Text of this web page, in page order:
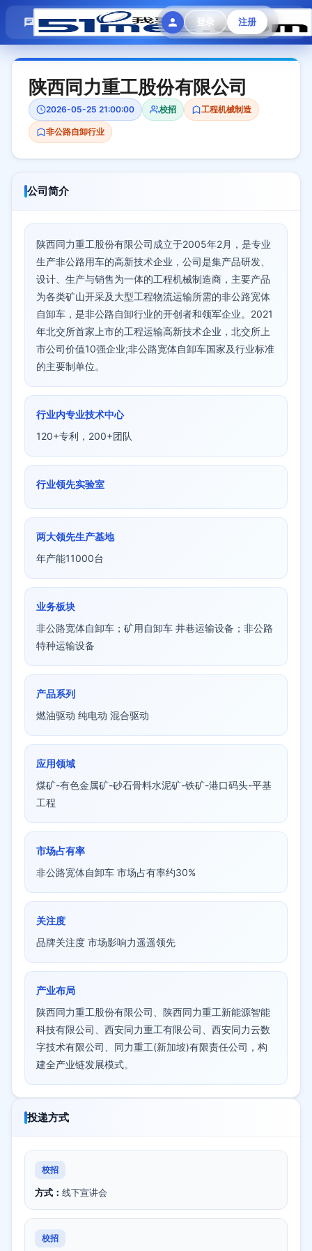
登录 注册
模拟面试 题目大全 招聘中心 会员专区
陕西同力重工股份有限公司
2026-05-25 21:00:00 校招 工程机械制造
非公路自卸行业
公司简介
陕西同力重工股份有限公司成立于2005年2月，是专业
生产非公路用车的高新技术企业，公司是集产品研发、
设计、生产与销售为一体的工程机械制造商，主要产品
为各类矿山开采及大型工程物流运输所需的非公路宽体
自卸车，是非公路自卸行业的开创者和领军企业。2021
年北交所首家上市的工程运输高新技术企业，北交所上
市公司价值10强企业;非公路宽体自卸车国家及行业标准
的主要制单位。
行业内专业技术中心
120+专利，200+团队
行业领先实验室
两大领先生产基地
年产能11000台
业务板块
非公路宽体自卸车；矿用自卸车 井巷运输设备；非公路
特种运输设备
产品系列
燃油驱动 纯电动 混合驱动
应用领域
煤矿-有色金属矿-砂石骨料水泥矿-铁矿-港口码头-平基
工程
市场占有率
非公路宽体自卸车 市场占有率约30%
关注度
品牌关注度 市场影响力遥遥领先
产业布局
陕西同力重工股份有限公司、陕西同力重工新能源智能
科技有限公司、西安同力重工有限公司、西安同力云数
字技术有限公司、同力重工(新加坡)有限责任公司，构
建全产业链发展模式。
投递方式
校招
方式： 线下宣讲会
校招